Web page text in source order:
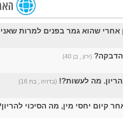
אחרי שהוא גמר בפנים למרות
(ירון , בן 40)
מה לעשות?! (בדויה , בת 16)
קיום יחסי מין, מה הסיכוי